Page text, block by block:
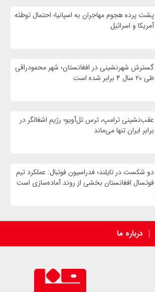
پشت پرده هجوم مهاجران به اسپانیا؛ احتمال توطئه
آمریکا و اسرائیل
گسترش شهرنشینی در افغانستان؛ شهر محمودراقی
طی ۲۰ سال ۴ برابر شده است
عقب‌نشینی ترامپ، ترس تل‌آویو؛ رژیم اشغالگر در
برابر ایران تنها می‌ماند
دو شکست در تایلند؛ فدراسیون فوتبال: عملکرد تیم
فوتسال افغانستان بخشی از روند آماده‌سازی است
درباره ما